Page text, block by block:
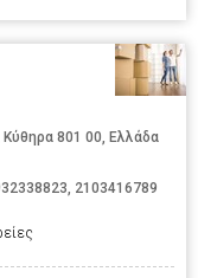
801 00, Ελλάδα
, 2103416789